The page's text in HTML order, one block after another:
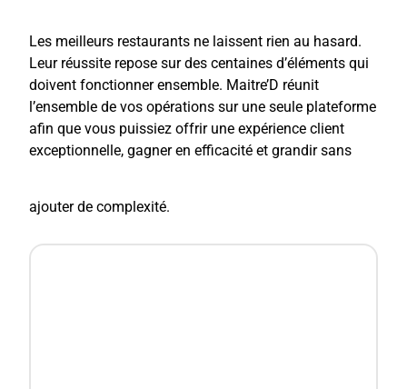
Les meilleurs restaurants ne laissent rien au hasard.
Leur réussite repose sur des centaines d’éléments qui
doivent fonctionner ensemble. Maitre’D réunit
l’ensemble de vos opérations sur une seule plateforme
afin que vous puissiez offrir une expérience client
exceptionnelle, gagner en efficacité et grandir sans
ajouter de complexité.